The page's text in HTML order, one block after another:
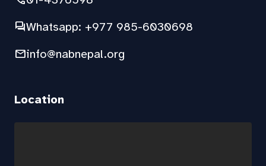
forumWhatsapp: +977 985-6030698
mailinfo@nabnepal.org
Location